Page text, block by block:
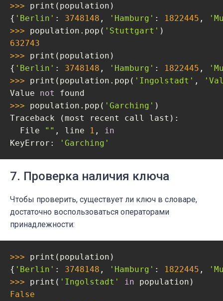
>>> print(population)
{ 'Berlin' : 3748148 , 'Hamburg' : 1822445 ,
>>> population.pop( 'Stuttgart'
632743
>>> print(population)
{ 'Berlin' : 3748148 , 'Hamburg' : 1822445 ,
>>> print(population.pop( 'Ingolstadt' ,
Value not
>>> population.pop( 'Garching' )
Traceback (most recent call last):
  File
"" , line 1 , in
KeyError:
'Garching'
7. Проверка наличия ключа
Чтобы проверить, существует ли ключ в словаре,
достаточно воспользоваться операторами
принадлежности:
>>> print(population)
{ 'Berlin' : 3748148 , 'Hamburg' : 1822445 ,
>>> print( 'Ingolstadt' in
False